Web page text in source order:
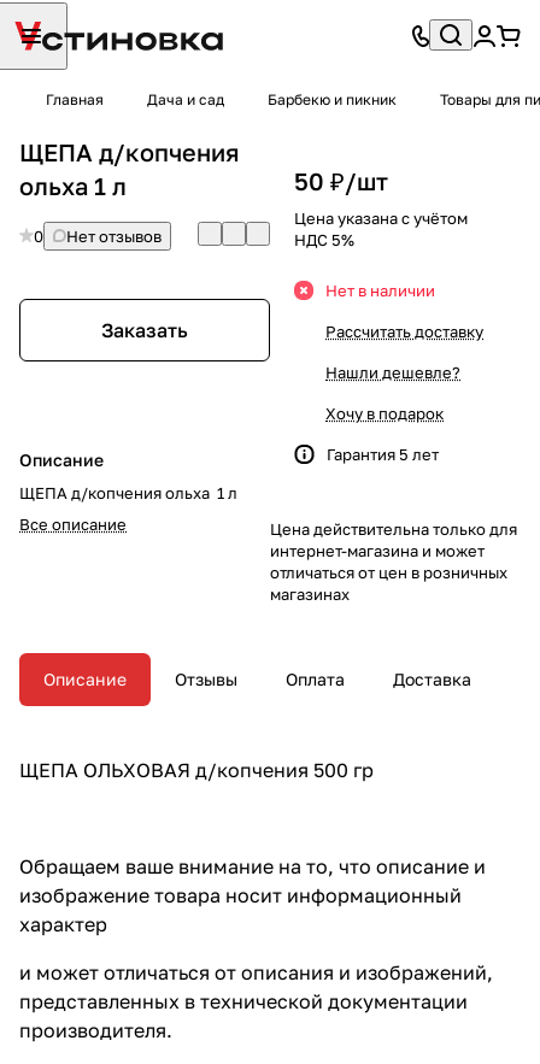
Главная Дача и сад Барбекю и пикник Товары для
ЩЕПА д/копчения
ольха 1 л
0 Нет отзывов
Заказать
Описание
ЩЕПА д/копчения ольха 1 л
Все описание
50 ₽/шт
Цена указана с учётом
НДС 5%
Нет в наличии
Рассчитать доставку
Нашли дешевле?
Хочу в подарок
Гарантия 5 лет
Цена действительна только для
интернет-магазина и может
отличаться от цен в розничных
магазинах
Описание Отзывы Оплата Доставка
ЩЕПА ОЛЬХОВАЯ д/копчения 500 гр
Обращаем ваше внимание на то, что описание и
изображение товара носит информационный
характер
и может отличаться от описания и изображений,
представленных в технической документации
производителя.